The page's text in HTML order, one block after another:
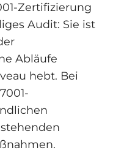
Zertifizierung
Audit: Sie ist
Abläufe
hebt. Bei